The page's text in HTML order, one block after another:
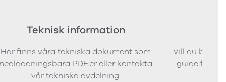
Teknisk information
Här finns våra tekniska dokument som
PDF:er eller kontakta
vår tekniska avdelning.
Vill du
guide för